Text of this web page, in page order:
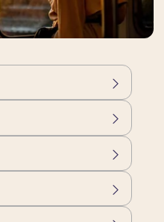
302, 350
- 75010 Paris
– 10 prises
la Fayette 75010 Paris